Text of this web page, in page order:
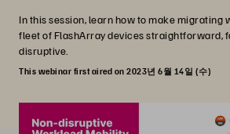
In this session, learn how to make migrating
fleet of FlashArray devices straightforward,
disruptive.
This webinar first aired on 2023년 6월 14일 (수)